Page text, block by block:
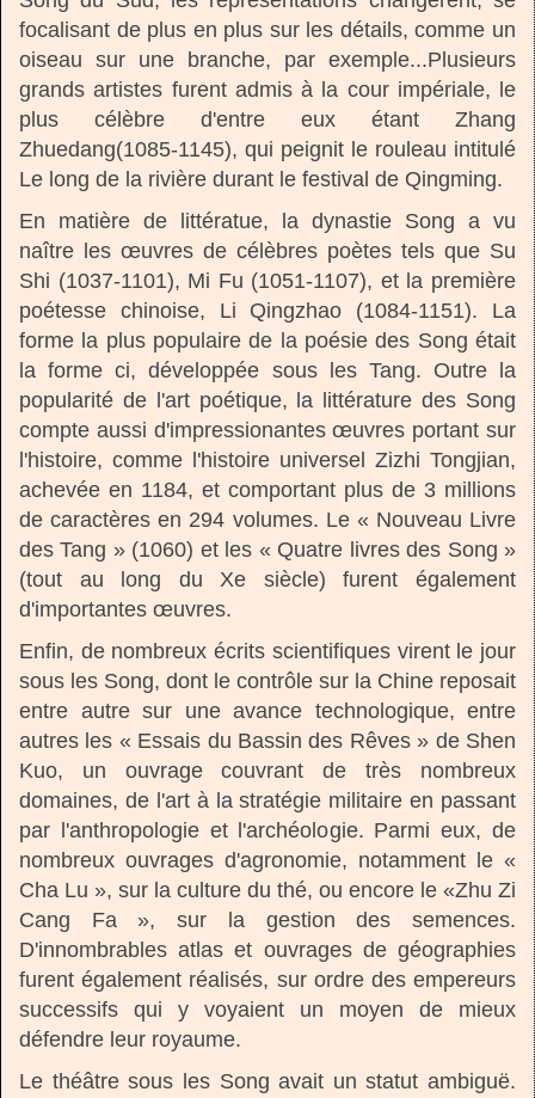
focalisant de plus en plus sur les détails, comme un
oiseau sur une branche, par exemple...Plusieurs
grands artistes furent admis à la cour impériale, le
plus célèbre d'entre eux étant Zhang
Zhuedang(1085-1145), qui peignit le rouleau intitulé
Le long de la rivière durant le festival de Qingming.
En matière de littératue, la dynastie Song a vu
naître les œuvres de célèbres poètes tels que Su
Shi (1037-1101), Mi Fu (1051-1107), et la première
poétesse chinoise, Li Qingzhao (1084-1151). La
forme la plus populaire de la poésie des Song était
la forme ci, développée sous les Tang. Outre la
popularité de l'art poétique, la littérature des Song
compte aussi d'impressionantes œuvres portant sur
l'histoire, comme l'histoire universel Zizhi Tongjian,
achevée en 1184, et comportant plus de 3 millions
de caractères en 294 volumes. Le « Nouveau Livre
des Tang » (1060) et les « Quatre livres des Song »
(tout au long du Xe siècle) furent également
d'importantes œuvres.
Enfin, de nombreux écrits scientifiques virent le jour
sous les Song, dont le contrôle sur la Chine reposait
entre autre sur une avance technologique, entre
autres les « Essais du Bassin des Rêves » de Shen
Kuo, un ouvrage couvrant de très nombreux
domaines, de l'art à la stratégie militaire en passant
par l'anthropologie et l'archéologie. Parmi eux, de
nombreux ouvrages d'agronomie, notamment le «
Cha Lu », sur la culture du thé, ou encore le «Zhu Zi
Cang Fa », sur la gestion des semences.
D'innombrables atlas et ouvrages de géographies
furent également réalisés, sur ordre des empereurs
successifs qui y voyaient un moyen de mieux
défendre leur royaume.
Le théâtre sous les Song avait un statut ambiguë.